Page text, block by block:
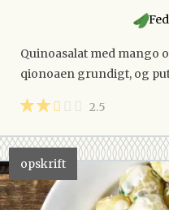
Quinoasalat med mango
qionoaen grundigt, og
2.5
opskrift